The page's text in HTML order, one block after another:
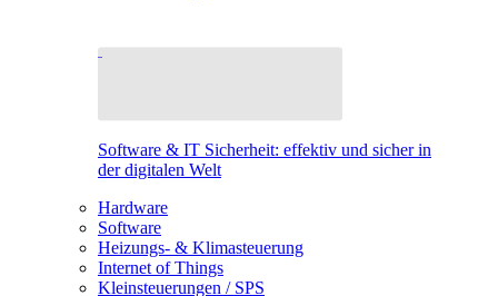
Software & IT Sicherheit: effektiv und sicher in
der digitalen Welt
Hardware
Software
Heizungs- & Klimasteuerung
Internet of Things
Kleinsteuerungen / SPS